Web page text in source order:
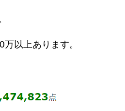
以上あります。